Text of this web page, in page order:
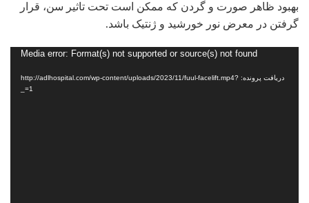
بهبود ظاهر صورت و گردن که ممکن است تحت تاثیر سن، قرار
گرفتن در معرض نور خورشید و ژنتیک باشد.
Media error: Format(s) not supported or source(s) not found
دریافت پرونده: http://adlhospital.com/wp-content/uploads/2023/11/fuul-facelift.mp4?
_=1